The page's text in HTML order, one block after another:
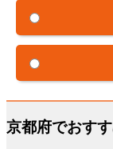
京都府でおす